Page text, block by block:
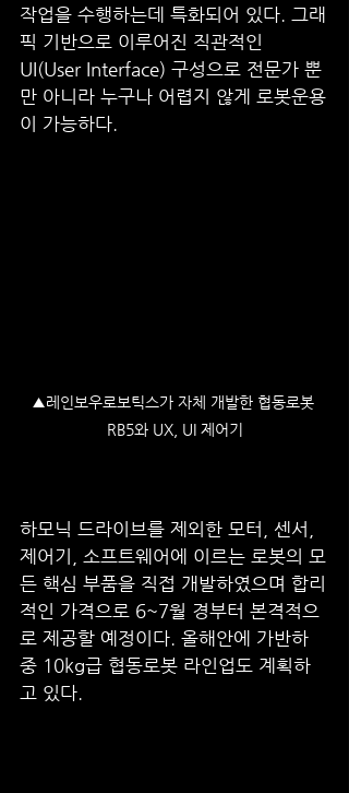
작업을 수행하는데 특화되어 있다. 그래
픽 기반으로 이루어진 직관적인
UI(User Interface) 구성으로 전문가 뿐
만 아니라 누구나 어렵지 않게 로봇운용
이 가능하다.
▲레인보우로보틱스가 자체 개발한 협동로봇
RB5와 UX, UI 제어기
하모닉 드라이브를 제외한 모터, 센서,
제어기, 소프트웨어에 이르는 로봇의 모
든 핵심 부품을 직접 개발하였으며 합리
적인 가격으로 6~7월 경부터 본격적으
로 제공할 예정이다. 올해안에 가반하
중 10kg급 협동로봇 라인업도 계획하
고 있다.